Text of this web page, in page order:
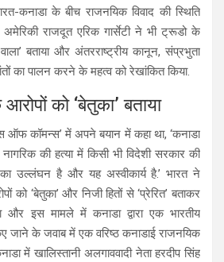
कनाडा के बीच राजनयिक विवाद की स्थिति
राजदूत एरिक गार्सेटी ने भी ट्रूडो के
बताया और अंतरराष्ट्रीय कानून, संप्रभुता
का पालन करने के महत्व को रेखांकित किया.
को ‘बेतुका’ बताया
ऑफ कॉमन्स’ में अपने बयान में कहा था, ‘कनाडा
की हत्या में किसी भी विदेशी सरकार की
का उल्लंघन है और यह अस्वीकार्य है.’ भारत ने
को ‘बेतुका’ और निजी हितों से ‘प्रेरित’ बताकर
इस मामले में कनाडा द्वारा एक भारतीय
जाने के जवाब में एक वरिष्ठ कनाडाई राजनयिक
में खालिस्तानी अलगाववादी नेता हरदीप सिंह